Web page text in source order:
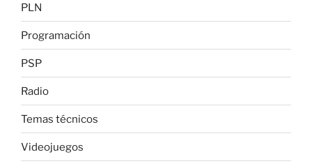
PLN
Programación
PSP
Radio
Temas técnicos
Videojuegos